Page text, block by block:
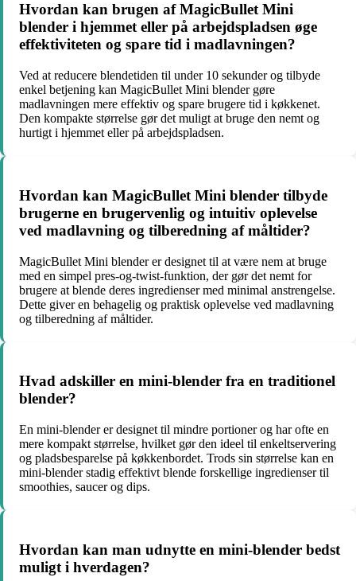
Hvordan kan brugen af MagicBullet Mini
blender i hjemmet eller på arbejdspladsen øge
effektiviteten og spare tid i madlavningen?
Ved at reducere blendetiden til under 10 sekunder og tilbyde
enkel betjening kan MagicBullet Mini blender gøre
madlavningen mere effektiv og spare brugere tid i køkkenet.
Den kompakte størrelse gør det muligt at bruge den nemt og
hurtigt i hjemmet eller på arbejdspladsen.
Hvordan kan MagicBullet Mini blender tilbyde
brugerne en brugervenlig og intuitiv oplevelse
ved madlavning og tilberedning af måltider?
MagicBullet Mini blender er designet til at være nem at bruge
med en simpel pres-og-twist-funktion, der gør det nemt for
brugere at blende deres ingredienser med minimal anstrengelse.
Dette giver en behagelig og praktisk oplevelse ved madlavning
og tilberedning af måltider.
Hvad adskiller en mini-blender fra en traditionel
blender?
En mini-blender er designet til mindre portioner og har ofte en
mere kompakt størrelse, hvilket gør den ideel til enkeltservering
og pladsbesparelse på køkkenbordet. Trods sin størrelse kan en
mini-blender stadig effektivt blende forskellige ingredienser til
smoothies, saucer og dips.
Hvordan kan man udnytte en mini-blender bedst
muligt i hverdagen?